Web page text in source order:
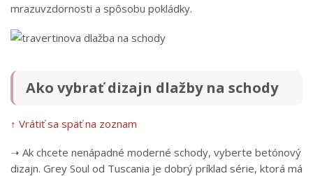
mrazuvzdornosti a spôsobu pokládky.
Ako vybrať dizajn dlažby na schody
↑ Vrátiť sa späť na zoznam
➝ Ak chcete nenápadné moderné schody, vyberte betónový
dizajn. Grey Soul od Tuscania je dobrý príklad série, ktorá má